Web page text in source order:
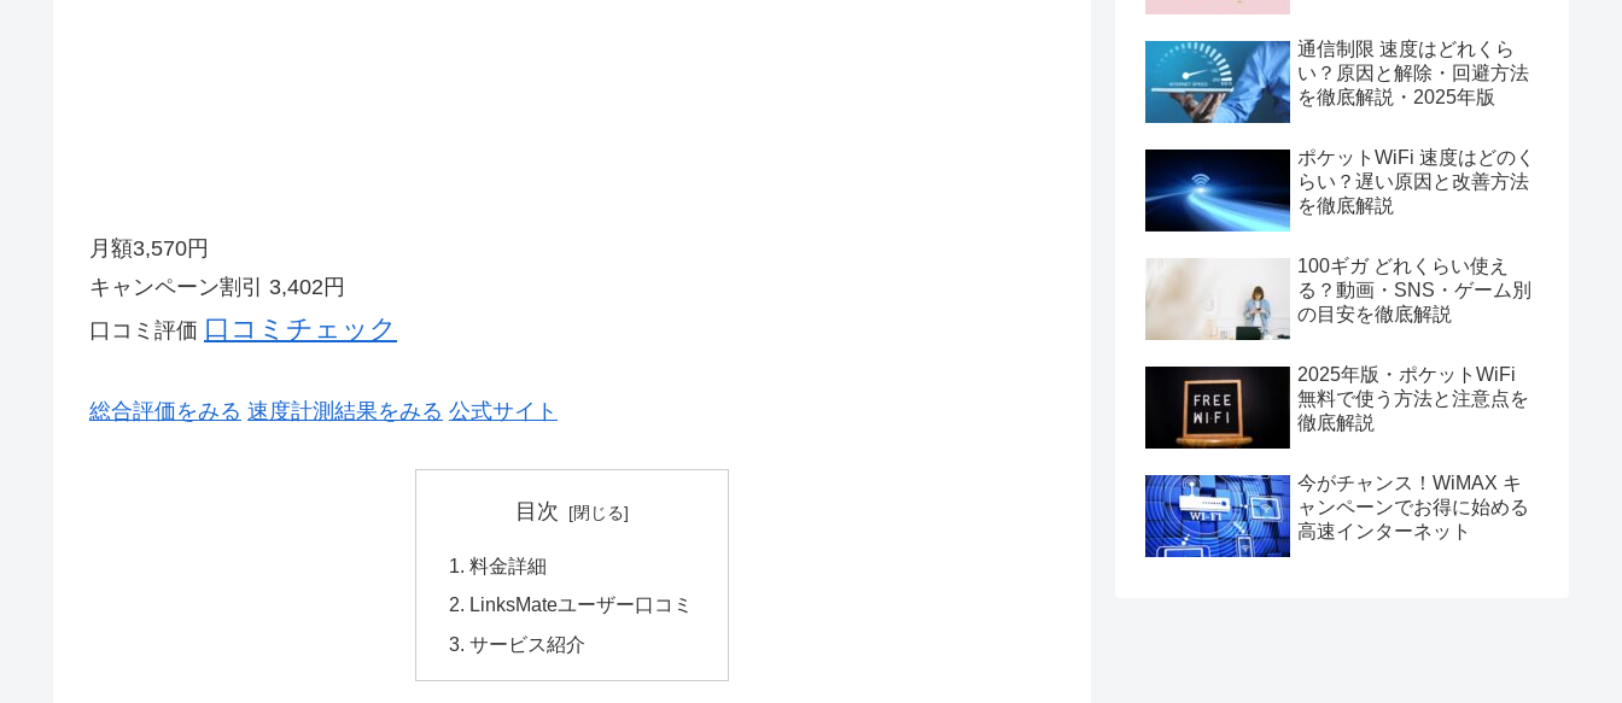
月額3,570円
キャンペーン割引
3,402円
口コミ評価 口コミチェック
総合評価をみる 速度計測結果をみる 公式サイト
目次
料金詳細
LinksMateユーザー口コミ
サービス紹介
通信制限 速度はどれくら
い？原因と解除・回避方法
を徹底解説・2025年版
ポケットWiFi 速度はどのく
らい？遅い原因と改善方法
を徹底解説
100ギガ どれくらい使え
る？動画・SNS・ゲーム別
の目安を徹底解説
2025年版・ポケットWiFi
無料で使う方法と注意点を
徹底解説
今がチャンス！WiMAX キ
ャンペーンでお得に始める
高速インターネット